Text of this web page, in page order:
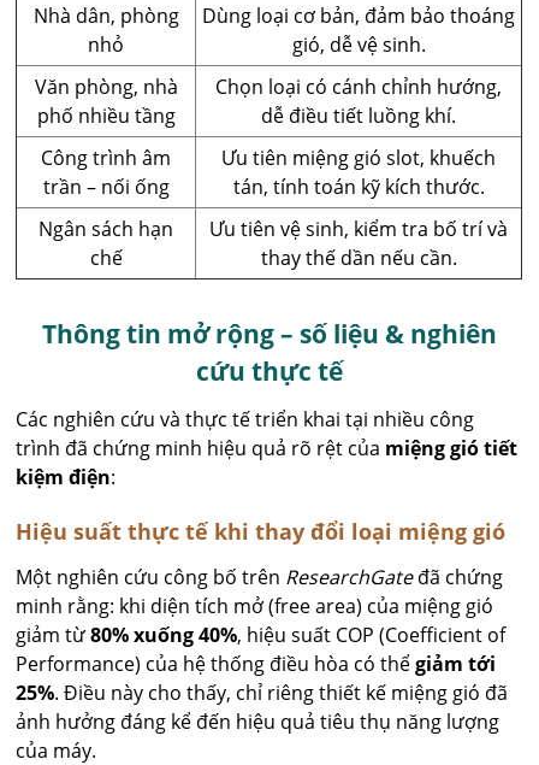
Nhà dân, phòng
nhỏ
Dùng loại cơ bản, đảm bảo thoáng
gió, dễ vệ sinh.
Văn phòng, nhà
phố nhiều tầng
Chọn loại có cánh chỉnh hướng,
dễ điều tiết luồng khí.
Công trình âm
trần – nối ống
Ưu tiên miệng gió slot, khuếch
tán, tính toán kỹ kích thước.
Ngân sách hạn
chế
Ưu tiên vệ sinh, kiểm tra bố trí và
thay thế dần nếu cần.
Thông tin mở rộng – số liệu & nghiên
cứu thực tế
Các nghiên cứu và thực tế triển khai tại nhiều công
trình đã chứng minh hiệu quả rõ rệt của miệng gió tiết
kiệm điện:
Hiệu suất thực tế khi thay đổi loại miệng gió
Một nghiên cứu công bố trên ResearchGateđã chứng
minh rằng: khi diện tích mở (free area) của miệng gió
giảm từ80% xuống 40%, hiệu suất COP (Coefficient of
Performance) của hệ thống điều hòa có thểgiảm tới
25%. Điều này cho thấy, chỉ riêng thiết kế miệng gió đã
ảnh hưởng đáng kể đến hiệu quả tiêu thụ năng lượng
của máy.